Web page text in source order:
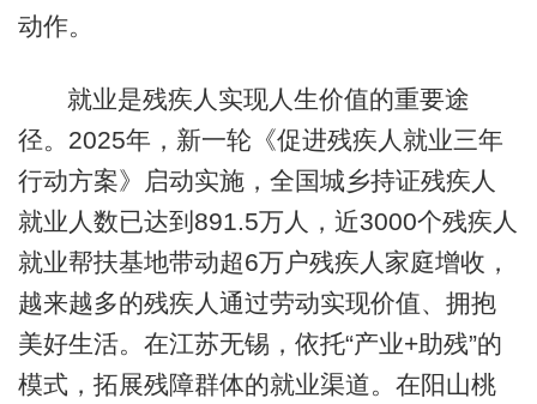
动作。
就业是残疾人实现人生价值的重要途
径。2025年，新一轮《促进残疾人就业三年
行动方案》启动实施，全国城乡持证残疾人
就业人数已达到891.5万人，近3000个残疾人
就业帮扶基地带动超6万户残疾人家庭增收，
越来越多的残疾人通过劳动实现价值、拥抱
美好生活。在江苏无锡，依托“产业+助残”的
模式，拓展残障群体的就业渠道。在阳山桃